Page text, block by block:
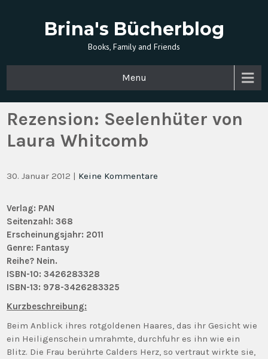
Brina's Bücherblog
Books, Family and Friends
Menu
Rezension: Seelenhüter von
Laura Whitcomb
30. Januar 2012 | Keine Kommentare
Verlag: PAN
Seitenzahl: 368
Erscheinungsjahr: 2011
Genre: Fantasy
Reihe? Nein.
ISBN-10: 3426283328
ISBN-13: 978-3426283325
Kurzbeschreibung:
Beim Anblick ihres rotgoldenen Haares, das ihr Gesicht wie
ein Heiligenschein umrahmte, durchfuhr es ihn wie ein
Blitz. Die Frau berührte Calders Herz, so vertraut wirkte sie,